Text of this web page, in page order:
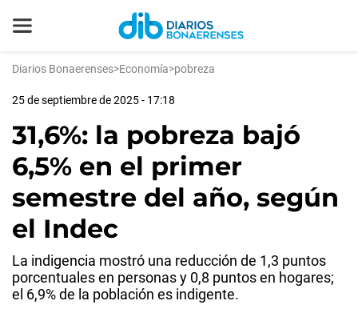
Diarios Bonaerenses>Economía>pobreza
25 de septiembre de 2025 - 17:18
31,6%: la pobreza bajó
6,5% en el primer
semestre del año, según
el Indec
La indigencia mostró una reducción de 1,3 puntos
porcentuales en personas y 0,8 puntos en hogares;
el 6,9% de la población es indigente.